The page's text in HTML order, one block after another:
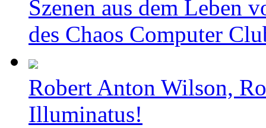
Szenen aus dem Leben
des Chaos Computer
Robert Anton Wilson,
Illuminatus!